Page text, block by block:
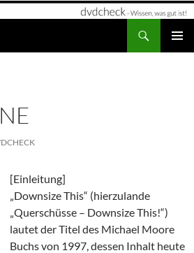
[Einleitung]
„Downsize This“ (hierzulande
„Querschüsse – Downsize This!“)
lautet der Titel des Michael Moore
Buchs von 1997, dessen Inhalt heute